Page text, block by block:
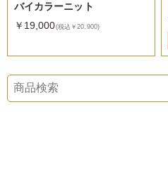
バイカラーニット
￥19,000(税込￥20,900)